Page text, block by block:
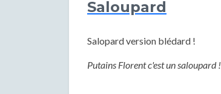
Saloupard
Salopard version blédard !
Putains Florent c'est un saloupard !